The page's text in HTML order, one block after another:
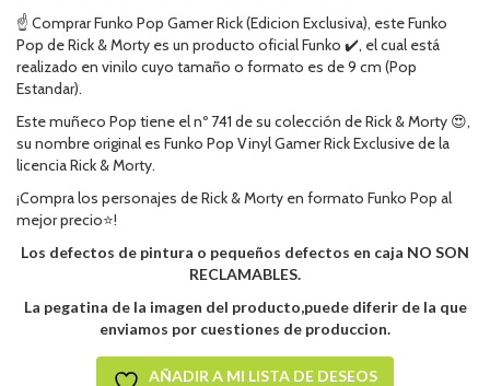
☝ Comprar Funko Pop Gamer Rick (Edicion Exclusiva), este Funko
Pop de Rick & Morty es un producto oficial Funko ✔️, el cual está
realizado en vinilo cuyo tamaño o formato es de 9 cm (Pop
Estandar).
Este muñeco Pop tiene el nº 741 de su colección de Rick & Morty 😍,
su nombre original es Funko Pop Vinyl Gamer Rick Exclusive de la
licencia Rick & Morty.
¡Compra los personajes de Rick & Morty en formato Funko Pop al
mejor precio⭐!
Los defectos de pintura o pequeños defectos en caja NO SON
RECLAMABLES.
La pegatina de la imagen del producto,puede diferir de la que
enviamos por cuestiones de produccion.
AÑADIR A MI LISTA DE DESEOS